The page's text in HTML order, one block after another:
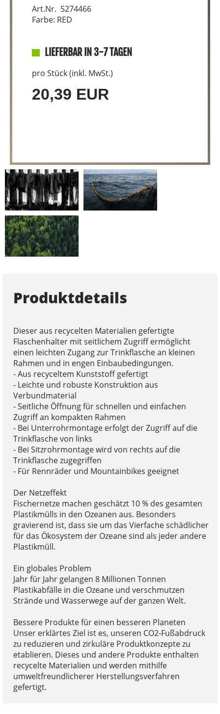
Art.Nr. 5274466
Farbe: RED
LIEFERBAR IN 3-7 TAGEN
pro Stück (inkl. MwSt.)
20,39 EUR
Produktdetails
Dieser aus recycelten Materialien gefertigte
Flaschenhalter mit seitlichem Zugriff ermöglicht
einen leichten Zugang zur Trinkflasche an kleinen
Rahmen und in engen Einbaubedingungen.
- Aus recyceltem Kunststoff gefertigt
- Leichte und robuste Konstruktion aus
Verbundmaterial
- Seitliche Öffnung für schnellen und einfachen
Zugriff an kompakten Rahmen
- Bei Unterrohrmontage erfolgt der Zugriff auf die
Trinkflasche von links
- Bei Sitzrohrmontage wird von rechts auf die
Trinkflasche zugegriffen
- Für Rennräder und Mountainbikes geeignet
Der Netzeffekt
Fischernetze machen geschätzt 10 % des gesamten
Plastikmülls in den Ozeanen aus. Besonders
gravierend ist, dass sie um das Vierfache schädlicher
für das Ökosystem der Ozeane sind als jeder andere
Plastikmüll.
Ein globales Problem
Jahr für Jahr gelangen 8 Millionen Tonnen
Plastikabfälle in die Ozeane und verschmutzen
Strände und Wasserwege auf der ganzen Welt.
Bessere Produkte für einen besseren Planeten
Unser erklärtes Ziel ist es, unseren CO2-Fußabdruck
zu reduzieren und zirkuläre Produktkonzepte zu
etablieren. Dieses und andere Produkte enthalten
recycelte Materialien und werden mithilfe
umweltfreundlicherer Herstellungsverfahren
gefertigt.